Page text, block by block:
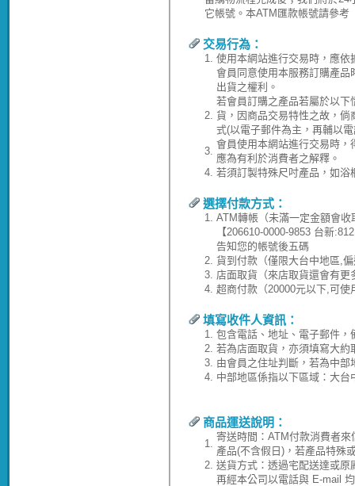
它帳號。本ATM匯款帳號請參考
交易行為：
1. 使用本網站進行交易時，應
會員同意使用本服務訂購產
出貨之權利。
2.
若會員訂購之產品若屬於以
貨，因商品交易特性之故，
式(以電子郵件為主，再輔以
3.
會員使用本網站進行交易時
應為有利於消費者之解釋。
4. 若須訂製特殊尺吋產品，如
選擇付款方式：
1. ATM轉帳（未滿一定金額會
【206610-0000-9853 台新
告知您的帳號後五碼
2. 貨到付款（僅限大台中地區,
3. 店面取貨（來店取貨還會有更
4. 超商付款（20000元以下,可
填寫收件人資訊：
1. 包含電話、地址、電子郵件
2. 若為店面取貨，亦須填寫大
3. 由會員之住址判斷，若為中部
4. 中部地區係指以下區域：大台
商品運送說明：
1.
寄送時間：ATM付款消費者
產品(不含假日)，若產品特殊
2. 送貨方式：透過宅配送達或
再經本公司以電話與 E-mail